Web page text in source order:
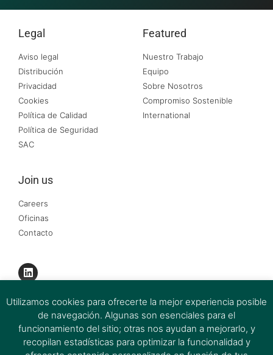
Legal
Aviso legal
Distribución
Privacidad
Cookies
Política de Calidad
Política de Seguridad
SAC
Featured
Nuestro Trabajo
Equipo
Sobre Nosotros
Compromiso Sostenible
International
Join us
Careers
Oficinas
Contacto
Utilizamos cookies para ofrecerte la mejor experiencia posible
de navegación. Algunas son esenciales para el
funcionamiento del sitio; otras nos ayudan a mejorarlo, y
recopilan estadísticas para optimizar la funcionalidad y